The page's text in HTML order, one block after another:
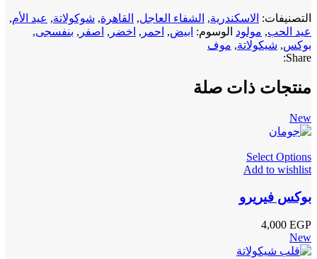
التصنيفات: الاسكندرية, الشفاء العاجل, القاهرة, شوكولاتة, عيد الأم,
عيد الحب, مولود الوسوم: ابيض, احمر , اخضر , اصفر , بنفسجى,
بوكس, شيكولاتة, موف
Share:
منتجات ذات صلة
New
Select Options
Add to wishlist
بوكس فيريرو
4,000 EGP
New